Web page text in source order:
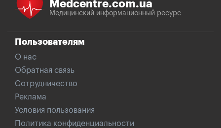
Medcentre.com.ua
Медицинский информационный ресурс
Пользователям
О нас
Обратная связь
Сотрудничество
Реклама
Условия пользования
Политика конфиденциальности